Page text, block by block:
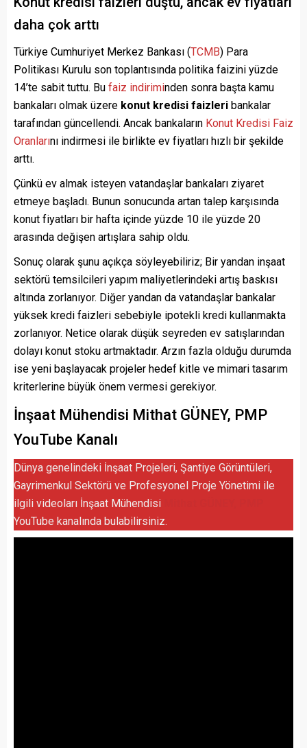
daha çok arttı
Türkiye Cumhuriyet Merkez Bankası (TCMB) Para
Politikası Kurulu son toplantısında politika faizini yüzde
14’te sabit tuttu. Bu faiz indiriminden sonra başta kamu
bankaları olmak üzere konut kredisi faizleri bankalar
tarafından güncellendi. Ancak bankaların Konut Kredisi Faiz
Oranlarını indirmesi ile birlikte ev fiyatları hızlı bir şekilde
arttı.
Çünkü ev almak isteyen vatandaşlar bankaları ziyaret
etmeye başladı. Bunun sonucunda artan talep karşısında
konut fiyatları bir hafta içinde yüzde 10 ile yüzde 20
arasında değişen artışlara sahip oldu.
Sonuç olarak şunu açıkça söyleyebiliriz; Bir yandan inşaat
sektörü temsilcileri yapım maliyetlerindeki artış baskısı
altında zorlanıyor. Diğer yandan da vatandaşlar bankalar
yüksek kredi faizleri sebebiyle ipotekli kredi kullanmakta
zorlanıyor. Netice olarak düşük seyreden ev satışlarından
dolayı konut stoku artmaktadır. Arzın fazla olduğu durumda
ise yeni başlayacak projeler hedef kitle ve mimari tasarım
kriterlerine büyük önem vermesi gerekiyor.
İnşaat Mühendisi Mithat GÜNEY, PMP
YouTube Kanalı
Dünya genelindeki İnşaat Projeleri, Şantiye Görüntüleri,
Gayrimenkul Sektörü ve Profesyonel Proje Yönetimi ile
ilgili videoları İnşaat Mühendisi
YouTube kanalında bulabilirsiniz.